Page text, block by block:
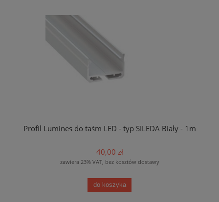
Profil Lumines do taśm LED - typ SILEDA Biały - 1m
40,00 zł
zawiera 23% VAT, bez kosztów dostawy
do koszyka